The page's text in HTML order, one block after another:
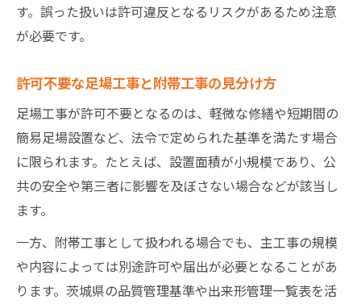
す。誤った扱いは許可違反となるリスクがあるため注意
が必要です。
許可不要な足場工事と附帯工事の見分け方
足場工事が許可不要となるのは、軽微な修繕や短期間の
簡易足場設置など、法令で定められた基準を満たす場合
に限られます。たとえば、設置面積が小規模であり、公
共の安全や第三者に影響を及ぼさない場合などが該当し
ます。
一方、附帯工事として扱われる場合でも、主工事の規模
や内容によっては別途許可や届出が必要となることがあ
ります。茨城県の品質管理基準や出来形管理一覧表を活